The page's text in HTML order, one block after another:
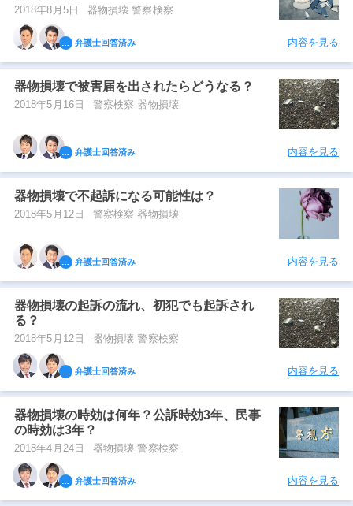
2018年8月5日 器物損壊 警察検察
弁護士回答済み 内容を見る
器物損壊で被害届を出されたらどうなる？
2018年5月16日 警察検察 器物損壊
弁護士回答済み 内容を見る
器物損壊で不起訴になる可能性は？
2018年5月12日 警察検察 器物損壊
弁護士回答済み 内容を見る
器物損壊の起訴の流れ、初犯でも起訴され
る？
2018年5月12日 器物損壊 警察検察
弁護士回答済み 内容を見る
器物損壊の時効は何年？公訴時効3年、民事
の時効は3年？
2018年4月24日 器物損壊 警察検察
弁護士回答済み 内容を見る